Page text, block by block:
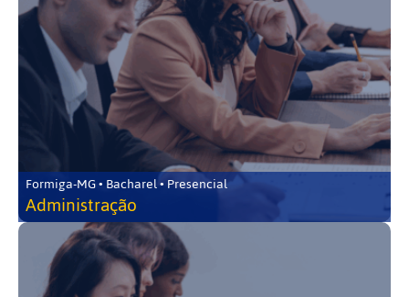
Formiga-MG • Bacharel • Presencial
Administração